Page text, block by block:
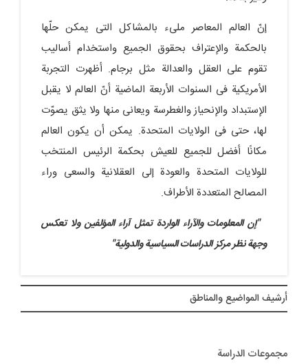
إنّ العالم المعاصر ملیء بالمشاکل التی یمکن حلّها
بالحکمة والإعتراف بحقوق الجمیع واستخدام أسالیب
تقوم على العقل والعدالة مثل برجام. أظهرت التجربة
الأمریکیة فی السنوات الأربعة الماضیة أنّ العالم لا یقبل
الإستبداد والإنحیاز والغطرسة ویعانی منها ولا یثق یصوّت
لها، حتى فی الولایات المتحدة. یمکن أن یکون العالم
مکانًا أفضل للجمیع للعیش بحکمة الرئیس المنتخب
للولایات المتحدة والعودة إلى العقلانیة والسعی وراء
المصالح المتعددة الأطراف.
"إن المعلومات والآراء الواردة تمثل آراء المؤلفین ولا تعکس
وجهة نظر مرکز الدراسات السیاسیة والدولیة"
أرشيف المواضیع والمناطق
مجموعات الدراسة